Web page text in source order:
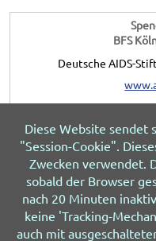
BFS
Deutsche AIDS-
Ausgabe 4 - 2008
© 2026
Über uns
Diese Website sendet
"Session-Cookie".
Zwecken verwendet.
sobald der Browser
nach 20 Minuten
keine 'Tracking-
auch mit